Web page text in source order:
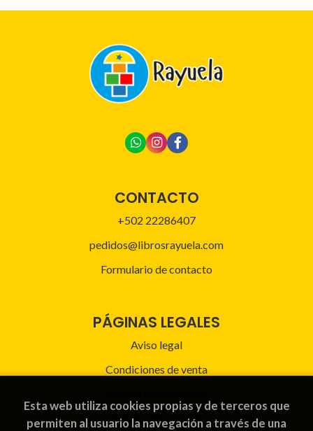
CONTACTO
+502 22286407
pedidos@librosrayuela.com
Formulario de contacto
PÁGINAS LEGALES
Aviso legal
Condiciones de venta
Política de Cookies
Esta web utiliza cookies propias y de terceros que
permiten al usuario la navegación a través de una